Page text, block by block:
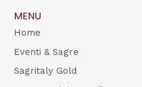
MENU
Home
Eventi & Sagre
Sagritaly Gold